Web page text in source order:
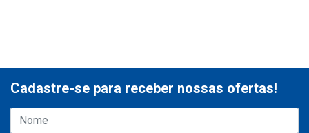
Cadastre-se para receber nossas ofertas!